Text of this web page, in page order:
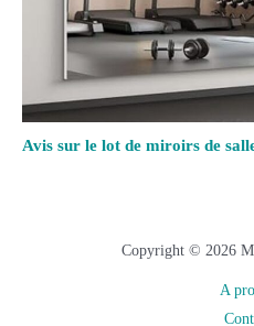
Avis sur le lot de miroirs de
Copyright © 2026
A